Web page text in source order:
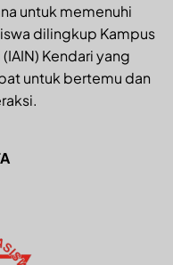
untuk memenuhi
dilingkup Kampus
Kendari yang
untuk bertemu dan